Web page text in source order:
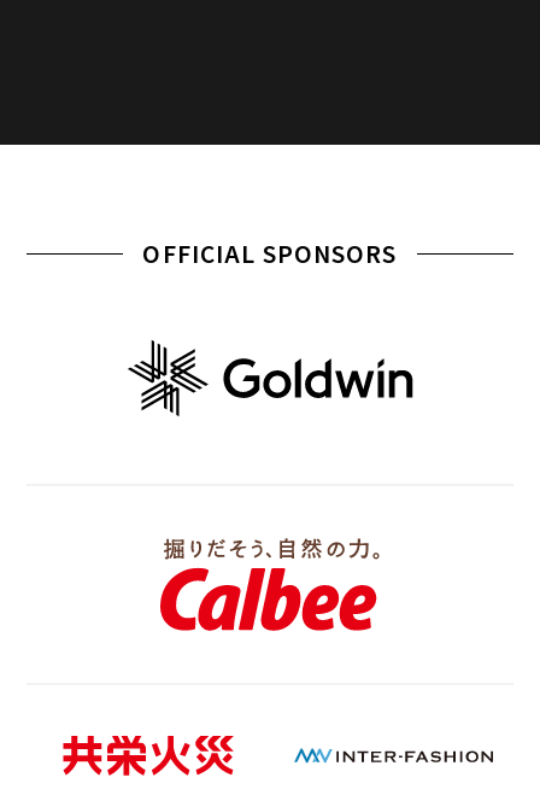
OFFICIAL SPONSORS